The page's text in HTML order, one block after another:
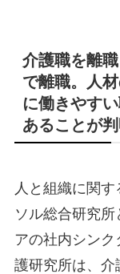
介護職を離
で離職。人
に働きやす
あることが判
人と組織に関
ソル総合研究
アの社内シン
護研究所は、介